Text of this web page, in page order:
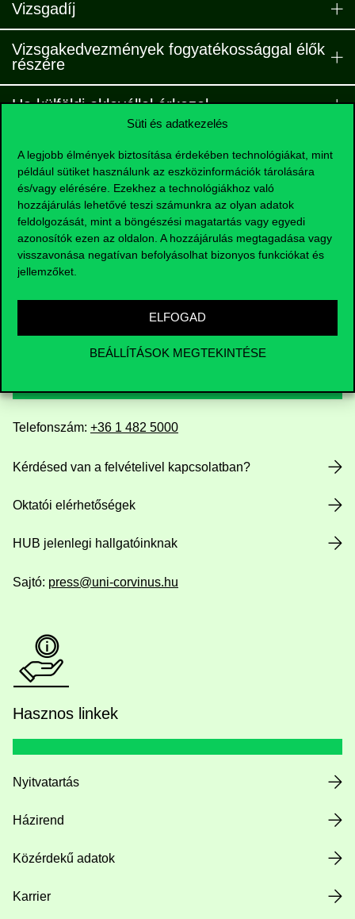
Süti és adatkezelés
A legjobb élmények biztosítása érdekében technológiákat, mint
például sütiket használunk az eszközinformációk tárolására
és/vagy elérésére. Ezekhez a technológiákhoz való
hozzájárulás lehetővé teszi számunkra az olyan adatok
feldolgozását, mint a böngészési magatartás vagy egyedi
azonosítók ezen az oldalon. A hozzájárulás megtagadása vagy
visszavonása negatívan befolyásolhat bizonyos funkciókat és
jellemzőket.
ELFOGAD
BEÁLLÍTÁSOK MEGTEKINTÉSE
Vizsgadíj
Vizsgakedvezmények fogyatékossággal élők
részére
Ha külföldi oklevéllel érkezel
Elérhetőségek
Telefonszám: +36 1 482 5000
Kérdésed van a felvételivel kapcsolatban?
Oktatói elérhetőségek
HUB jelenlegi hallgatóinknak
Sajtó: press@uni-corvinus.hu
Hasznos linkek
Nyitvatartás
Házirend
Közérdekű adatok
Karrier